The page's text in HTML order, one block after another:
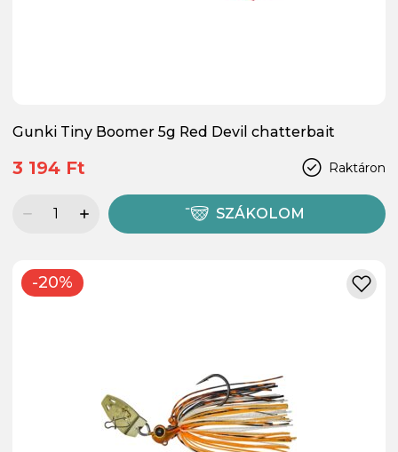
Gunki Tiny Boomer 5g Red Devil chatterbait
Raktáron
3 194 Ft
SZÁKOLOM
-20%